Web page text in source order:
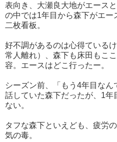
表向き、大瀬良大地がエース
の中では1年目から森下がエ
二枚看板。
好不調があるのは心得ている
常人離れ）、森下も床田もこ
容。エースはどこ行ったー。
シーズン前、「もう4年目なん
話していた森下だったが、1
ない。
タフな森下といえども、疲労
気の毒。